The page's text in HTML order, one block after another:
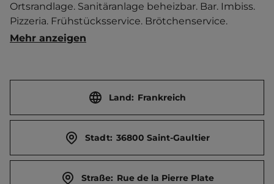
Ortsrandlage. Sanitäranlage beheizbar. Bar. Imbiss.
Pizzeria. Frühstücksservice. Brötchenservice.
Massagen. Trampolin. Spielautomaten.
Ortszentrum 1 km entfernt.
Touristen-/Dauerstellplätze 41/0.
Mehr anzeigen
Land: Frankreich
Stadt: 36800 Saint-Gaultier
Straße: Rue de la Pierre Plate